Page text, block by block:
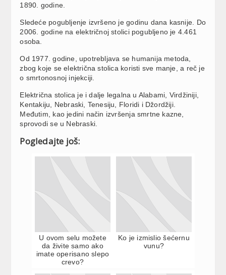
1890. godine.
Sledeće pogubljenje izvršeno je godinu dana kasnije. Do
2006. godine na električnoj stolici pogubljeno je 4.461
osoba.
Od 1977. godine, upotrebljava se humanija metoda,
zbog koje se električna stolica koristi sve manje, a reč je
o smrtonosnoj injekciji.
Električna stolica je i dalje legalna u Alabami, Virdžiniji,
Kentakiju, Nebraski, Tenesiju, Floridi i Džordžiji.
Međutim, kao jedini način izvršenja smrtne kazne,
sprovodi se u Nebraski.
Pogledajte još:
U ovom selu možete
da živite samo ako
imate operisano slepo
crevo?
Ko je izmislio šećernu
vunu?